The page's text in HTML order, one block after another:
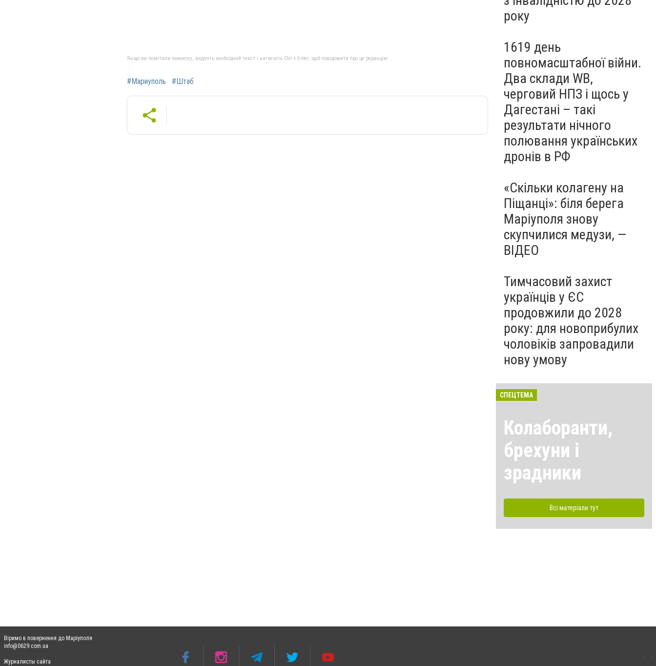
Якщо ви помітили помилку, виділіть необхідний текст і натисніть Ctrl + Enter, щоб повідомити про це редакцію
#Мариуполь #Штаб
року
1619 день
повномасштабної війни.
Два склади WB,
черговий НПЗ і щось у
Дагестані – такі
результати нічного
полювання українських
дронів в РФ
«Скільки колагену на
Піщанці»: біля берега
Маріуполя знову
скупчилися медузи, —
ВІДЕО
Тимчасовий захист
українців у ЄС
продовжили до 2028
року: для новоприбулих
чоловіків запровадили
нову умову
СПЕЦТЕМА
Колаборанти,
брехуни і
зрадники
Всі матеріали тут
Віримо в повернення до Маріуполя
info@0629.com.ua
Журналисты сайта